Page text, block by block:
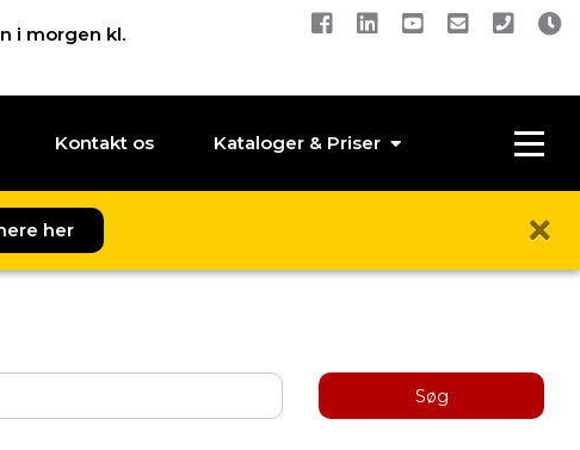
i morgen kl.
Kontakt os Kataloger & Priser
her
Søg